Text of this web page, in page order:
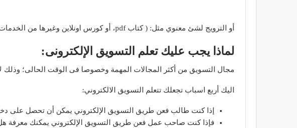
أو الترويج لشئ معنوي مثل: ( كتاب pdf، أو كورس اونلاين وغيرها من الخدمات ).
لماذا يجب عليك تعلم التسويق الإلكترونى:
مجال التسويق من أكثر المجالات المهمة وخصوصا فى الوقت الحالى؛ وذلك
اليك أربع اسباب تجعلك تتعلم التسويق الالكتروني:
إذا كنت طالب فعن طريق التسويق الإلكتروني يمكن أن تحصل على
فإذا كنت صاحب عمل فعن طريق التسويق الإلكتروني يمكنك معرفة هل